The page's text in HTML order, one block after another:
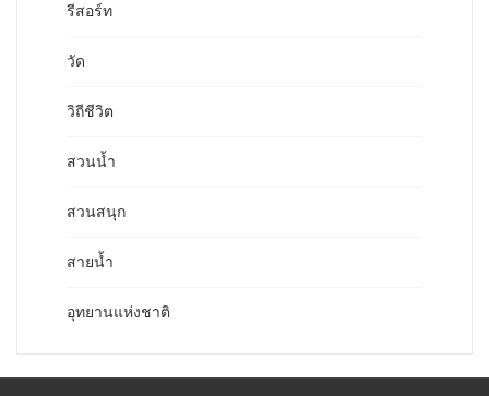
รีสอร์ท
วัด
วิถีชีวิต
สวนน้ำ
สวนสนุก
สายน้ำ
อุทยานแห่งชาติ